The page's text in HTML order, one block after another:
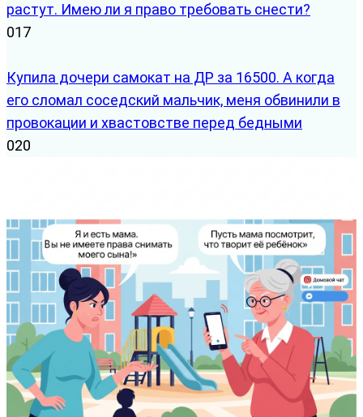
растут. Имею ли я право требовать снести?
017
Купила дочери самокат на ДР за 16500. А когда
его сломал соседский мальчик, меня обвинили в
провокации и хвастовстве перед бедными
020